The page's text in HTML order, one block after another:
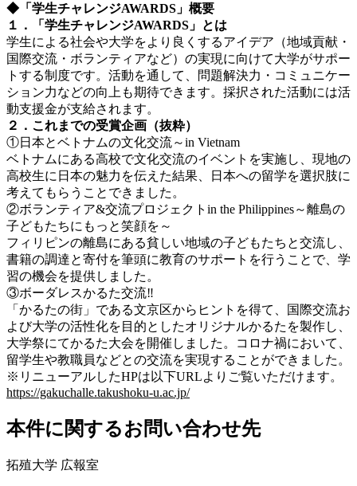
◆「学生チャレンジAWARDS」概要
１．「学生チャレンジAWARDS」とは
学生による社会や大学をより良くするアイデア（地域貢献・
国際交流・ボランティアなど）の実現に向けて大学がサポー
トする制度です。活動を通して、問題解決力・コミュニケー
ション力などの向上も期待できます。採択された活動には活
動支援金が支給されます。
２．これまでの受賞企画（抜粋）
①日本とベトナムの文化交流～in Vietnam
ベトナムにある高校で文化交流のイベントを実施し、現地の
高校生に日本の魅力を伝えた結果、日本への留学を選択肢に
考えてもらうことできました。
②ボランティア&交流プロジェクトin the Philippines～離島の
子どもたちにもっと笑顔を～
フィリピンの離島にある貧しい地域の子どもたちと交流し、
書籍の調達と寄付を筆頭に教育のサポートを行うことで、学
習の機会を提供しました。
③ボーダレスかるた交流‼
「かるたの街」である文京区からヒントを得て、国際交流お
よび大学の活性化を目的としたオリジナルかるたを製作し、
大学祭にてかるた大会を開催しました。コロナ禍において、
留学生や教職員などとの交流を実現することができました。
※リニューアルしたHPは以下URLよりご覧いただけます。
https://gakuchalle.takushoku-u.ac.jp/
本件に関するお問い合わせ先
拓殖大学 広報室